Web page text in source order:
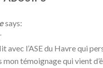
says:
avec l’ASE du Havre qui
mon témoignage qui vient